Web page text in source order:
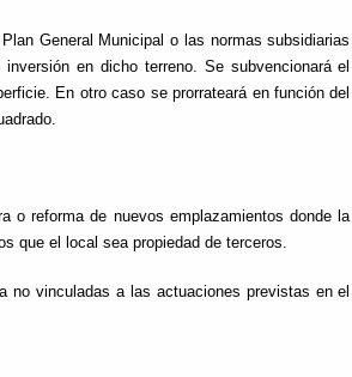
General Municipal o las normas subsidiarias
en dicho terreno. Se subvencionará el
En otro caso se prorrateará en función del
o reforma de nuevos emplazamientos donde la
que el local sea propiedad de terceros.
no vinculadas a las actuaciones previstas en el